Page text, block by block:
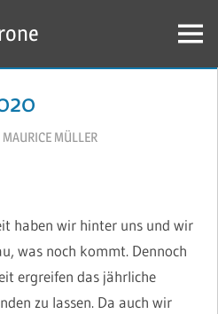
Menü
MAURICE MÜLLER
haben wir hinter uns und wir
was noch kommt. Dennoch
ergreifen das jährliche
zu lassen. Da auch wir